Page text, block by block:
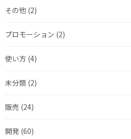
その他 (2)
プロモーション (2)
使い方 (4)
未分類 (2)
販売 (24)
開発 (60)